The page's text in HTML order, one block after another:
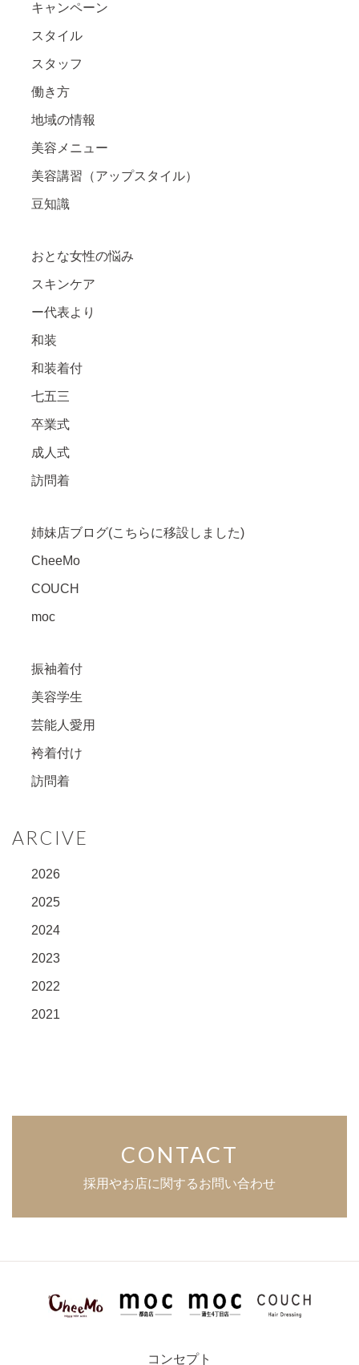
キャンペーン
スタイル
スタッフ
働き方
地域の情報
美容メニュー
美容講習（アップスタイル）
豆知識
おとな女性の悩み
スキンケア
ー代表より
和装
和装着付
七五三
卒業式
成人式
訪問着
姉妹店ブログ(こちらに移設しました)
CheeMo
COUCH
moc
振袖着付
美容学生
芸能人愛用
袴着付け
訪問着
ARCIVE
2026
2025
2024
2023
2022
2021
CONTACT
採用やお店に関するお問い合わせ
コンセプト